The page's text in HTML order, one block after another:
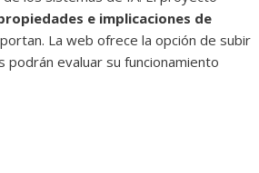
e implicaciones de
La web ofrece la opción de subir
evaluar su funcionamiento